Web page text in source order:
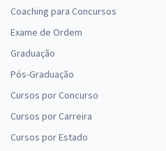
Coaching para Concursos
Exame de Ordem
Graduação
Pós-Graduação
Cursos por Concurso
Cursos por Carreira
Cursos por Estado